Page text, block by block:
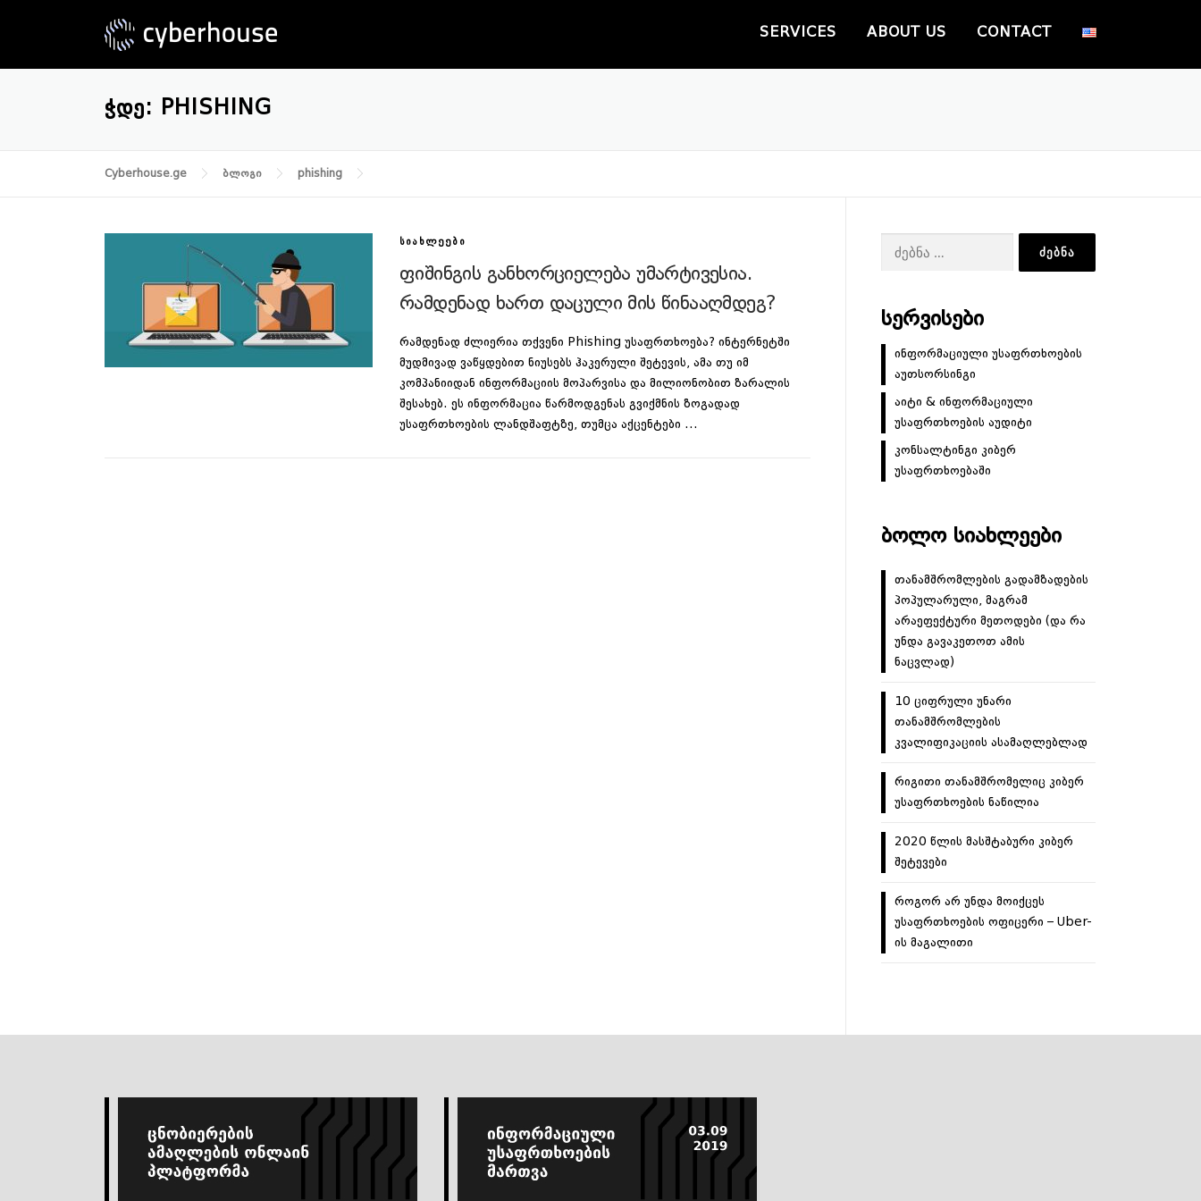
SERVICES ABOUT US CONTACT
ᲭᲓᲔ: PHISHING
Cyberhouse.ge ბლოგი phishing
ᲡᲘᲐᲮᲚᲔᲔᲑᲘ
ფიშინგის განხორციელება უმარტივესია.
რამდენად ხართ დაცული მის წინააღმდეგ?
რამდენად ძლიერია თქვენი Phishing უსაფრთხოება? ინტერნეტში
მუდმივად ვაწყდებით ნიუსებს ჰაკერული შეტევის, ამა თუ იმ
კომპანიიდან ინფორმაციის მოპარვისა და მილიონობით ზარალის
შესახებ. ეს ინფორმაცია წარმოდგენას გვიქმნის ზოგადად
უსაფრთხოების ლანდშაფტზე, თუმცა აქცენტები …
ძებნა:
ᲡᲔᲠᲕᲘᲡᲔᲑᲘ
ინფორმაციული უსაფრთხოების
აუთსორსინგი
აიტი & ინფორმაციული
უსაფრთხოების აუდიტი
კონსალტინგი კიბერ
უსაფრთხოებაში
ᲑᲝᲚᲝ ᲡᲘᲐᲮᲚᲔᲔᲑᲘ
თანამშრომლების გადამზადების
პოპულარული, მაგრამ
არაეფექტური მეთოდები (და რა
უნდა გავაკეთოთ ამის
ნაცვლად)
10 ციფრული უნარი
თანამშრომლების
კვალიფიკაციის ასამაღლებლად
რიგითი თანამშრომელიც კიბერ
უსაფრთხოების ნაწილია
2020 წლის მასშტაბური კიბერ
შეტევები
როგორ არ უნდა მოიქცეს
უსაფრთხოების ოფიცერი – Uber-
ის მაგალითი